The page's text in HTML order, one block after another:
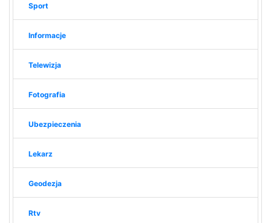
Sport
Informacje
Telewizja
Fotografia
Ubezpieczenia
Lekarz
Geodezja
Rtv